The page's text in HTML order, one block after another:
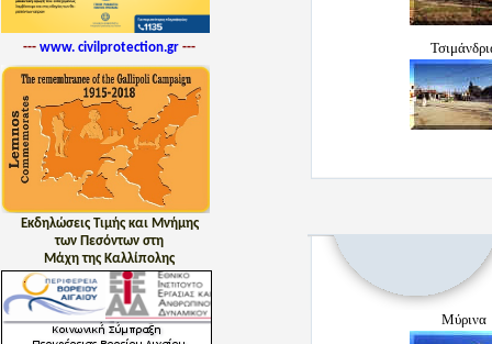
---www. civilprotection.gr ---
Εκδηλώσεις Τιμής και Μνήμης
των Πεσόντων στη
Μάχη της Καλλίπολης
Μύρινα